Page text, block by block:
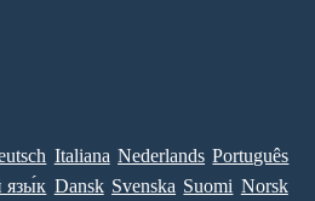
Italiana Nederlands Português
язы́к Dansk Svenska Suomi Norsk